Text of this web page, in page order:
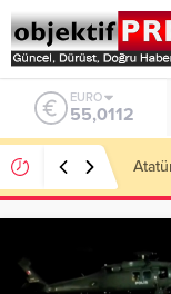
ALTIN
6.519,97
Hibe